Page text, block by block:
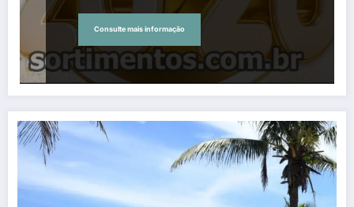
Consulte mais informação